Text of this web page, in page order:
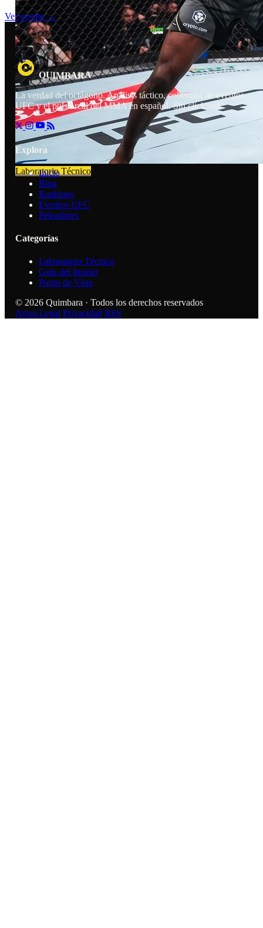
Laboratorio Técnico
Ver evento →
QUIMBARA
La verdad del octágono. Análisis táctico, cobertura de eventos
UFC y el pulso real del MMA en español. Sin clickbait.
Explora
Inicio
Blog
Rankings
Eventos UFC
Peleadores
Categorías
Laboratorio Técnico
Guía del Insider
Punto de Vista
© 2026 Quimbara · Todos los derechos reservados
Aviso Legal Privacidad RSS